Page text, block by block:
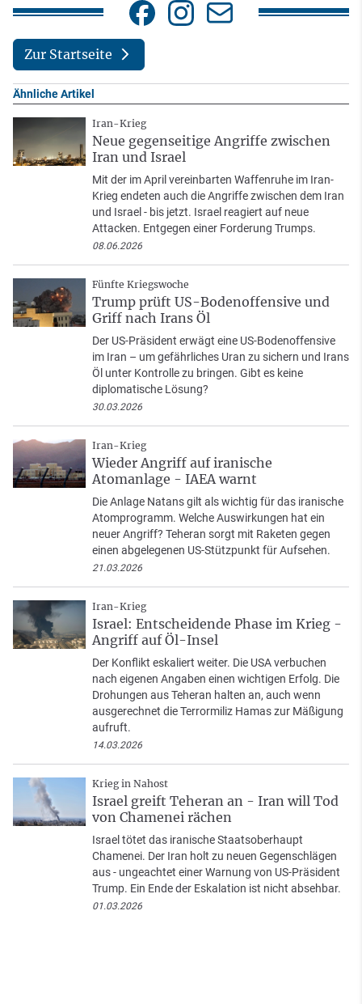
Zur Startseite
Ähnliche Artikel
Iran-Krieg
Neue gegenseitige Angriffe zwischen
Iran und Israel
Mit der im April vereinbarten Waffenruhe im Iran-
Krieg endeten auch die Angriffe zwischen dem Iran
und Israel - bis jetzt. Israel reagiert auf neue
Attacken. Entgegen einer Forderung Trumps.
08.06.2026
Fünfte Kriegswoche
Trump prüft US-Bodenoffensive und
Griff nach Irans Öl
Der US-Präsident erwägt eine US-Bodenoffensive
im Iran – um gefährliches Uran zu sichern und Irans
Öl unter Kontrolle zu bringen. Gibt es keine
diplomatische Lösung?
30.03.2026
Iran-Krieg
Wieder Angriff auf iranische
Atomanlage - IAEA warnt
Die Anlage Natans gilt als wichtig für das iranische
Atomprogramm. Welche Auswirkungen hat ein
neuer Angriff? Teheran sorgt mit Raketen gegen
einen abgelegenen US-Stützpunkt für Aufsehen.
21.03.2026
Iran-Krieg
Israel: Entscheidende Phase im Krieg -
Angriff auf Öl-Insel
Der Konflikt eskaliert weiter. Die USA verbuchen
nach eigenen Angaben einen wichtigen Erfolg. Die
Drohungen aus Teheran halten an, auch wenn
ausgerechnet die Terrormiliz Hamas zur Mäßigung
aufruft.
14.03.2026
Krieg in Nahost
Israel greift Teheran an - Iran will Tod
von Chamenei rächen
Israel tötet das iranische Staatsoberhaupt
Chamenei. Der Iran holt zu neuen Gegenschlägen
aus - ungeachtet einer Warnung von US-Präsident
Trump. Ein Ende der Eskalation ist nicht absehbar.
01.03.2026